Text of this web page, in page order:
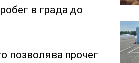
в града до
позволява прочег